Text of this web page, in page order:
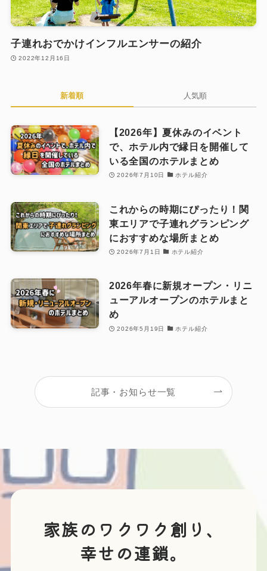
子連れおでかけインフルエンサーの紹介
2022年12月16日
新着順 人気順
【2026年】夏休みのイベント
で、ホテル内で縁日を開催して
いる全国のホテルまとめ
2026年7月10日 ホテル紹介
これからの時期にぴったり！関
東エリアで子連れグランピング
におすすめな場所まとめ
2026年7月1日 ホテル紹介
2026年春に新規オープン・リニ
ューアルオープンのホテルまと
め
2026年5月19日 ホテル紹介
記事・お知らせ一覧
家族のワクワク創り、
幸せの連鎖。